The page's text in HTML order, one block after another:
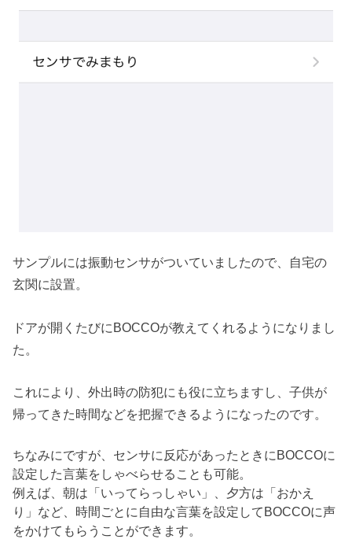
サンプルには振動センサがついていましたので、自宅の
玄関に設置。
ドアが開くたびにBOCCOが教えてくれるようになりまし
た。
これにより、外出時の防犯にも役に立ちますし、子供が
帰ってきた時間などを把握できるようになったのです。
ちなみにですが、センサに反応があったときにBOCCOに
設定した言葉をしゃべらせることも可能。
例えば、朝は「いってらっしゃい」、夕方は「おかえ
り」など、時間ごとに自由な言葉を設定してBOCCOに声
をかけてもらうことができます。